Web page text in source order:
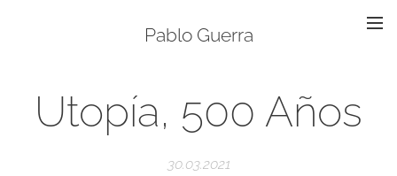
Pablo Guerra
Utopía, 500 Años
30.03.2021